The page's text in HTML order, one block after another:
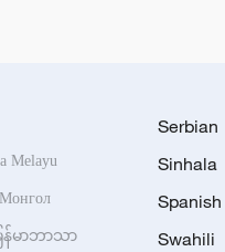
Melayu
Монгол
ြန်မာဘာသာ
Serbian
Sinhala
Spanish
Swahili